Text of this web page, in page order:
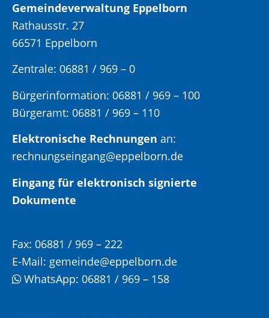
Gemeindeverwaltung Eppelborn
Rathausstr. 27
66571 Eppelborn
Zentrale: 06881 / 969 – 0
Bürgerinformation: 06881 / 969 – 100
Bürgeramt: 06881 / 969 – 110
Elektronische Rechnungen an:
rechnungseingang@eppelborn.de
Eingang für elektronisch signierte
Dokumente
Fax: 06881 / 969 – 222
E-Mail: gemeinde@eppelborn.de
WhatsApp: 06881 / 969 – 158